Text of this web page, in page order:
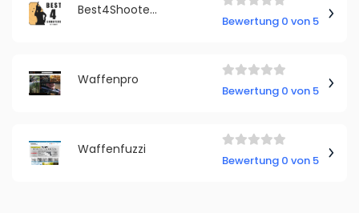
Best4Shooters
Bewertung 0 von 5
Waffenpro
Bewertung 0 von 5
Waffenfuzzi
Bewertung 0 von 5